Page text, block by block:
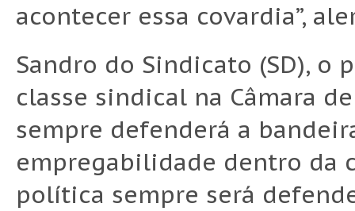
acontecer essa covardia”,
Sandro do Sindicato (SD),
classe sindical na Câmara
sempre defenderá a
empregabilidade dentro da
política sempre será